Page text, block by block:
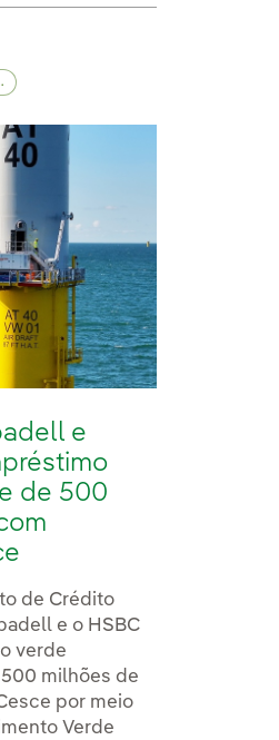
e
de 500
de Crédito
e o HSBC
verde
milhões de
por meio
Verde